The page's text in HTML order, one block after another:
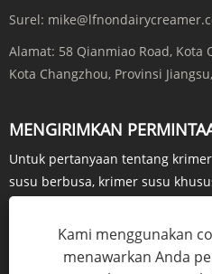
Surel:
Alamat: 58 Qianmiao Road,
Kota Changzhou, Provinsi
MENGIRIMKAN
Untuk pertanyaan tentang
susu berbusa, krimer susu
silakan tinggalkan email Anda
menghubungi Anda dalam waktu
PERTANYAAN SEKARANG
Kami menggunakan
menawarkan Anda